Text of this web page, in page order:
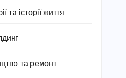
та історії життя
та ремонт